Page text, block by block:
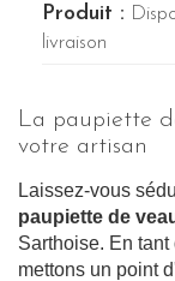
Produit :
livraison
La paupiette
votre artisan
Laissez-vous
paupiette de
Sarthoise. En tant
mettons un point